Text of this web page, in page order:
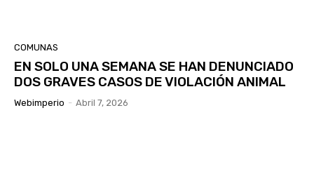
COMUNAS
EN SOLO UNA SEMANA SE HAN DENUNCIADO
DOS GRAVES CASOS DE VIOLACIÓN ANIMAL
Webimperio - Abril 7, 2026